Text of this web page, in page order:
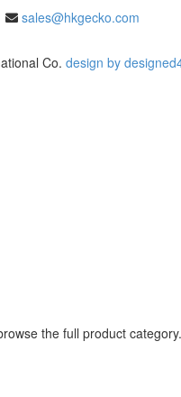
sales@hkgecko.com
Co. design by
the full product category.